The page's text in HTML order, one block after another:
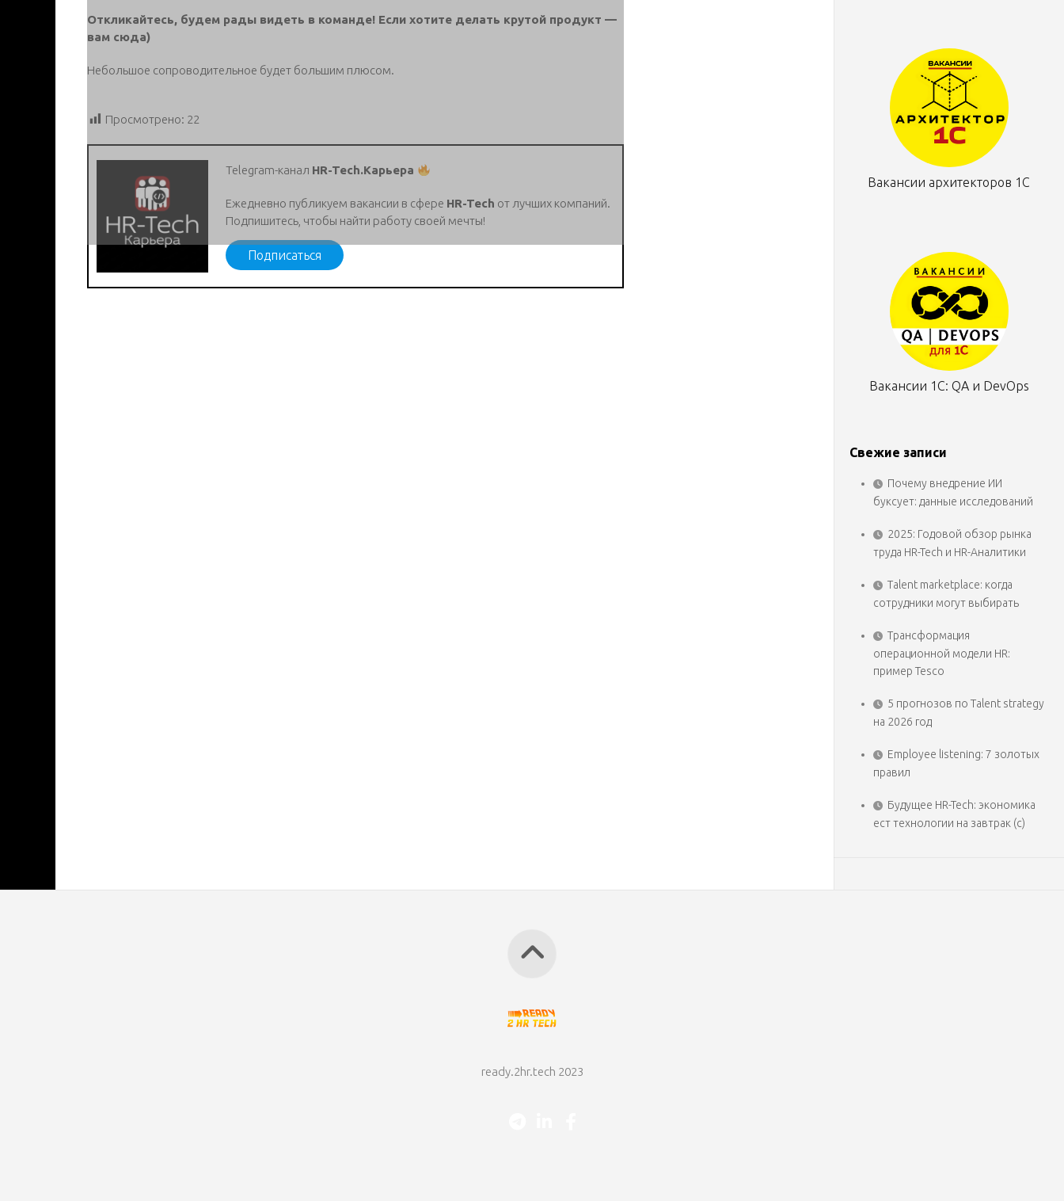
Откликайтесь, будем рады видеть в команде! Если хотите делать крутой продукт —
вам сюда)
Небольшое сопроводительное будет большим плюсом.
Просмотрено: 22
Telegram-канал HR-Tech.Карьера
Ежедневно публикуем вакансии в сфере HR-Tech от лучших компаний.
Подпишитесь, чтобы найти работу своей мечты!
Подписаться
Вакансии архитекторов 1С
Вакансии 1С: QA и DevOps
Свежие записи
Почему внедрение ИИ
буксует: данные исследований
2025: Годовой обзор рынка
труда HR-Tech и HR-Аналитики
Talent marketplace: когда
сотрудники могут выбирать
Трансформация
операционной модели HR:
пример Tesco
5 прогнозов по Talent strategy
на 2026 год
Employee listening: 7 золотых
правил
Будущее HR-Tech: экономика
ест технологии на завтрак (с)
ready.2hr.tech 2023